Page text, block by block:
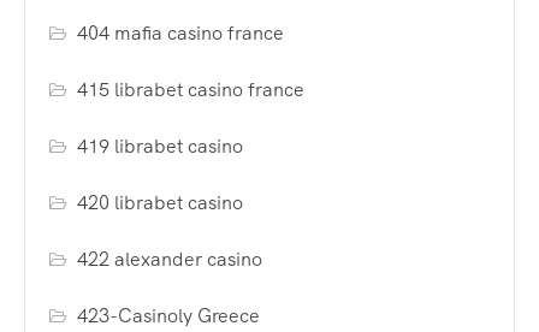
404 mafia casino france
415 librabet casino france
419 librabet casino
420 librabet casino
422 alexander casino
423-Casinoly Greece